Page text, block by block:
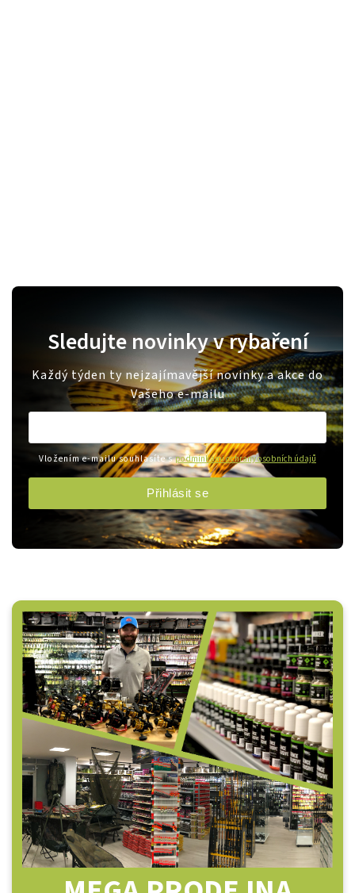
Sledujte novinky v rybaření
Každý týden ty nejzajímavější novinky a akce do
Vašeho e-mailu
Vložením e-mailu souhlasíte spodmínkami ochrany osobních údajů
Přihlásit se